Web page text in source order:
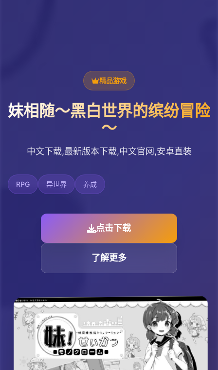
精品游戏
妹相随～黑白世界的缤纷冒险
～
中文下载,最新版本下载,中文官网,安卓直装
RPG 异世界 养成
点击下载
了解更多